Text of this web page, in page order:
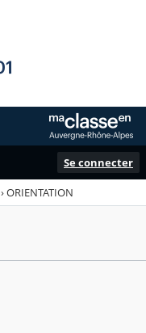
Se connecter
›ORIENTATION